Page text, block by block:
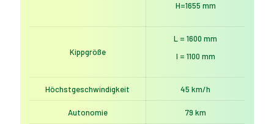
H=1655 mm
Kippgröße
L = 1600 mm
l = 1100 mm
Höchstgeschwindigkeit 45 km/h
Autonomie 79 km